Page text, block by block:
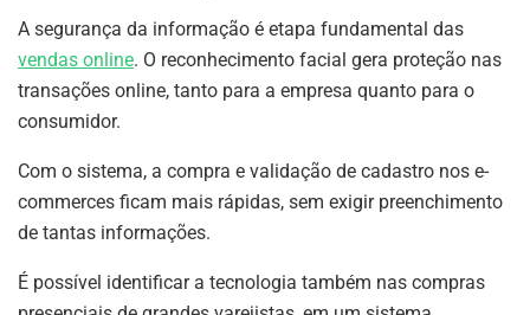
A segurança da informação é etapa fundamental das
vendas online. O reconhecimento facial gera proteção nas
transações online, tanto para a empresa quanto para o
consumidor.
Com o sistema, a compra e validação de cadastro nos e-
commerces ficam mais rápidas, sem exigir preenchimento
de tantas informações.
É possível identificar a tecnologia também nas compras